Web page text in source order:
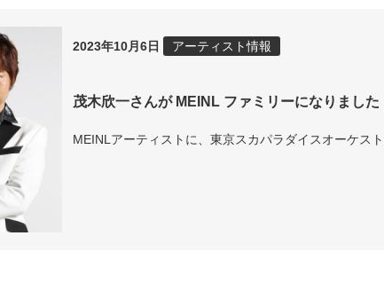
2023年10月6日 アーティスト情報
茂木欣一さんが MEINL ファミリーになりました
MEINLアーティストに、東京スカパラダイスオーケス